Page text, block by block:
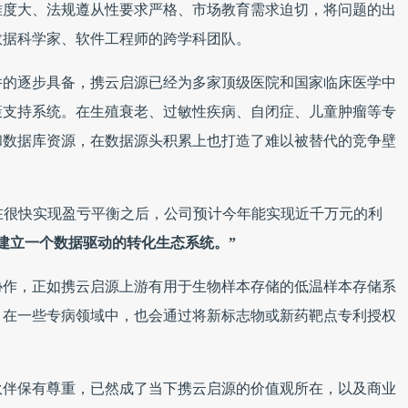
大、法规遵从性要求严格、市场教育需求迫切，将问题的出
科学家、软件工程师的跨学科团队。
逐步具备，携云启源已经为多家顶级医院和国家临床医学中
持系统。在生殖衰老、过敏性疾病、自闭症、儿童肿瘤等专
据库资源，在数据源头积累上也打造了难以被替代的竞争壁
快实现盈亏平衡之后，公司预计今年能实现近千万元的利
立一个数据驱动的转化生态系统。”
，正如携云启源上游有用于生物样本存储的低温样本存储系
一些专病领域中，也会通过将新标志物或新药靶点专利授权
保有尊重，已然成了当下携云启源的价值观所在，以及商业